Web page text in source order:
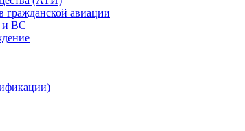
гражданской авиации
и ВС